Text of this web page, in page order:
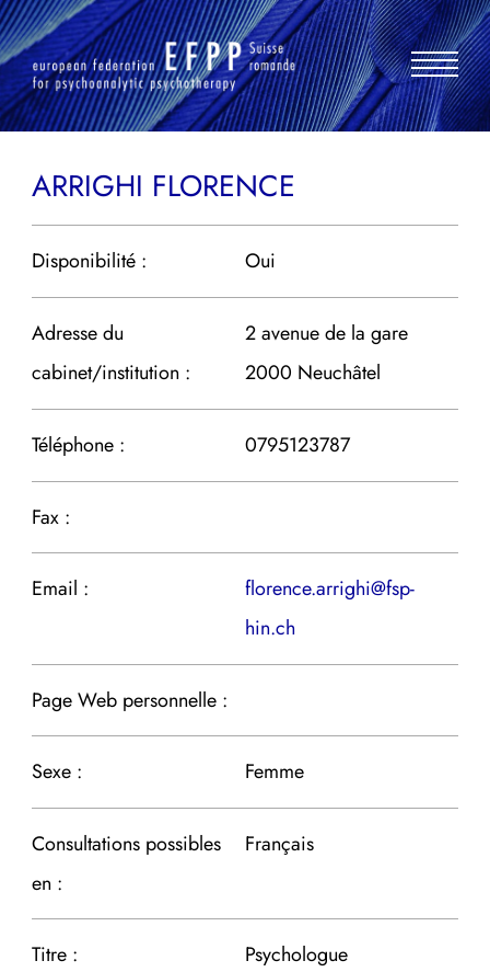
Aller
au
contenu
ARRIGHI FLORENCE
Disponibilité : Oui
Adresse du
cabinet/institution :
2 avenue de la gare
2000 Neuchâtel
Téléphone : 0795123787
Fax :
Email :
florence.arrighi@fsp-
hin.ch
Page Web personnelle :
Sexe : Femme
Consultations possibles
en :
Français
Titre : Psychologue